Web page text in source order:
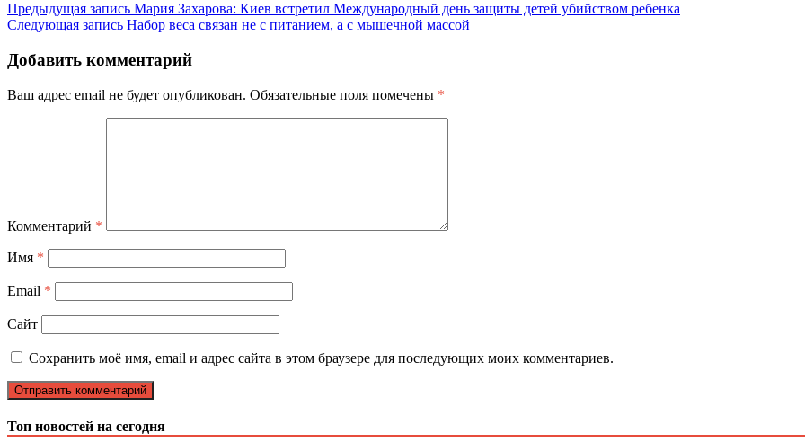
Предыдущая запись Мария Захарова: Киев встретил Международный день защиты детей убийством ребенка
Следующая запись Набор веса связан не с питанием, а с мышечной массой
Добавить комментарий
Ваш адрес email не будет опубликован. Обязательные поля помечены *
Комментарий *
Имя *
Email *
Сайт
Сохранить моё имя, email и адрес сайта в этом браузере для последующих моих комментариев.
Топ новостей на сегодня